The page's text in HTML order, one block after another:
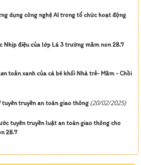
dụng công nghệ AI trong tổ chức hoạt động
Nhịp điệu của lớp Lá 3 trường mầm non 28.7
toản xanh của cá bé khối Nhà trẻ- Mầm - Chồi
tuyên truyền an toàn giao thông (20/02/2025)
tuyên truyền luật an toàn giao thông cho
28.7